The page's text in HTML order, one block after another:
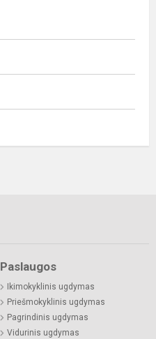
Paslaugos
Ikimokyklinis ugdymas
Priešmokyklinis ugdymas
Pagrindinis ugdymas
Vidurinis ugdymas